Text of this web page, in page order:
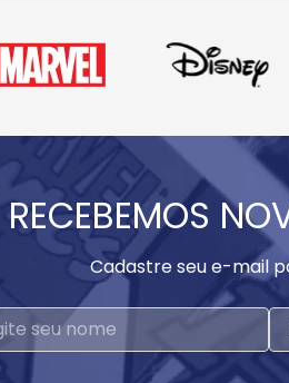
RECEBEMOS
Cadastre seu e-mail